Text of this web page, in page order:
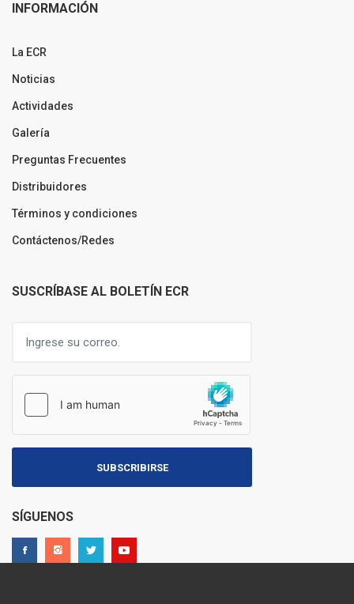
INFORMACIÓN
La ECR
Noticias
Actividades
Galería
Preguntas Frecuentes
Distribuidores
Términos y condiciones
Contáctenos/Redes
SUSCRÍBASE AL BOLETÍN ECR
SUBSCRIBIRSE
SÍGUENOS